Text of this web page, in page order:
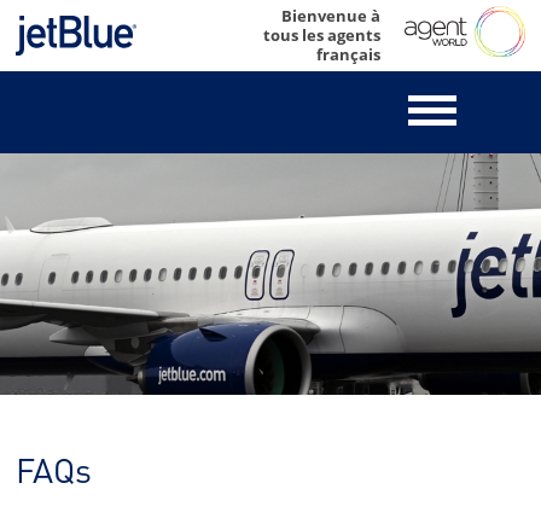
Skip
content
Bienvenue à
tous les agents
français
FAQs